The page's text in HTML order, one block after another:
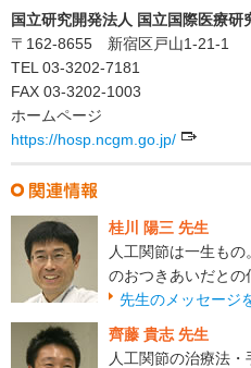
国立研究開発法人 国立国際医療研
〒162-8655 新宿区戸山1-21-1
TEL 03-3202-7181
FAX 03-3202-1003
ホームページ
https://hosp.ncgm.go.jp/
桂川 陽三 先生
人工関節は一生も
のおつきあいだとの
先生のメッセージ
齊藤 貴志 先生
人工関節の治療法